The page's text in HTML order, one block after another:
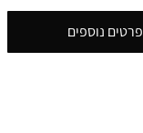
פרטים נוספים